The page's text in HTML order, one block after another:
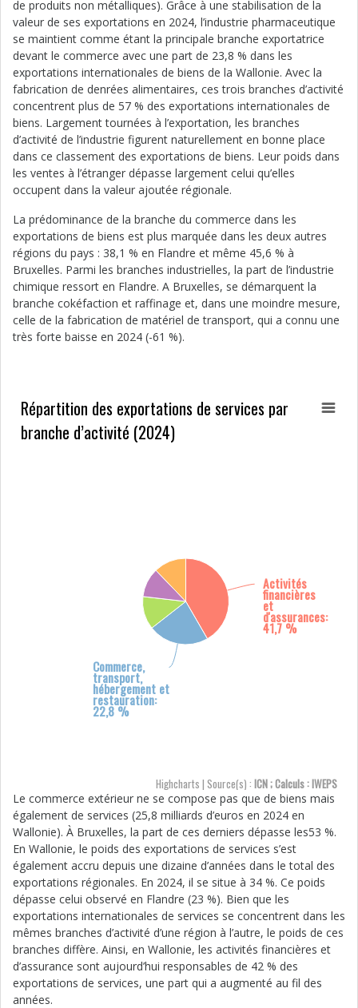
de produits non métalliques). Grâce à une stabilisation de la
valeur de ses exportations en 2024, l’industrie pharmaceutique
se maintient comme étant la principale branche exportatrice
devant le commerce avec une part de 23,8 % dans les
exportations internationales de biens de la Wallonie. Avec la
fabrication de denrées alimentaires, ces trois branches d’activité
concentrent plus de 57 % des exportations internationales de
biens. Largement tournées à l’exportation, les branches
d’activité de l’industrie figurent naturellement en bonne place
dans ce classement des exportations de biens. Leur poids dans
les ventes à l’étranger dépasse largement celui qu’elles
occupent dans la valeur ajoutée régionale.
La prédominance de la branche du commerce dans les
exportations de biens est plus marquée dans les deux autres
régions du pays : 38,1 % en Flandre et même 45,6 % à
Bruxelles. Parmi les branches industrielles, la part de l’industrie
chimique ressort en Flandre. A Bruxelles, se démarquent la
branche cokéfaction et raffinage et, dans une moindre mesure,
celle de la fabrication de matériel de transport, qui a connu une
très forte baisse en 2024 (-61 %).
Activités
financières
et
d'assurances:
41,7 %
Commerce,
transport,
hébergement et
restauration:
22,8 %
Highcharts | Source(s) : ICN ; Calculs : IWEPS
Répartition des exportations de services par
branche d’activité (2024)
Le commerce extérieur ne se compose pas que de biens mais
également de services (25,8 milliards d’euros en 2024 en
Wallonie). À Bruxelles, la part de ces derniers dépasse les53 %.
En Wallonie, le poids des exportations de services s’est
également accru depuis une dizaine d’années dans le total des
exportations régionales. En 2024, il se situe à 34 %. Ce poids
dépasse celui observé en Flandre (23 %). Bien que les
exportations internationales de services se concentrent dans les
mêmes branches d’activité d’une région à l’autre, le poids de ces
branches diffère. Ainsi, en Wallonie, les activités financières et
d’assurance sont aujourd’hui responsables de 42 % des
exportations de services, une part qui a augmenté au fil des
années.